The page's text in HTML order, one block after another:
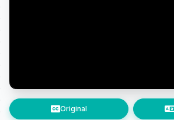
Original